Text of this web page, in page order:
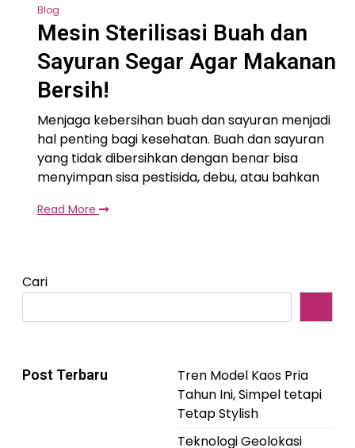
Blog
Mesin Sterilisasi Buah dan
Sayuran Segar Agar Makanan
Bersih!
Menjaga kebersihan buah dan sayuran menjadi
hal penting bagi kesehatan. Buah dan sayuran
yang tidak dibersihkan dengan benar bisa
menyimpan sisa pestisida, debu, atau bahkan
Read More
Cari
Post Terbaru
Tren Model Kaos Pria
Tahun Ini, Simpel tetapi
Tetap Stylish
Teknologi Geolokasi